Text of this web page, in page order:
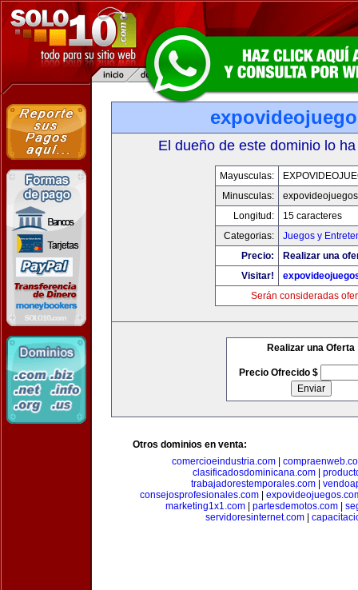
El dueño de este dominio lo
Mayusculas:
Minusculas:
Longitud:
15 caracteres
Categorias:
Juegos y
Precio:
Realizar una
Visitar!
Serán consideradas
Realizar una Oferta
Precio Ofrecido $
Otros dominios en venta:
comercioeindustria.com|
clasificadosdominicana.com
trabajadorestemporales.com
consejosprofesionales.com|
marketing1x1.com| partesdemotos.com|
servidoresinternet.com